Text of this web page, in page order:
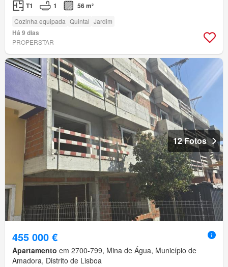
T1 1 56 m²
Cozinha equipada Quintal Jardim
Há 9 dias
PROPERSTAR
12 Fotos
455 000 €
Apartamento em 2700-799, Mina de Água, Município de
Amadora, Distrito de Lisboa